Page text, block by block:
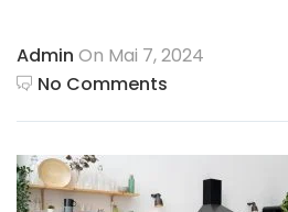
Admin On Mai 7, 2024
No Comments